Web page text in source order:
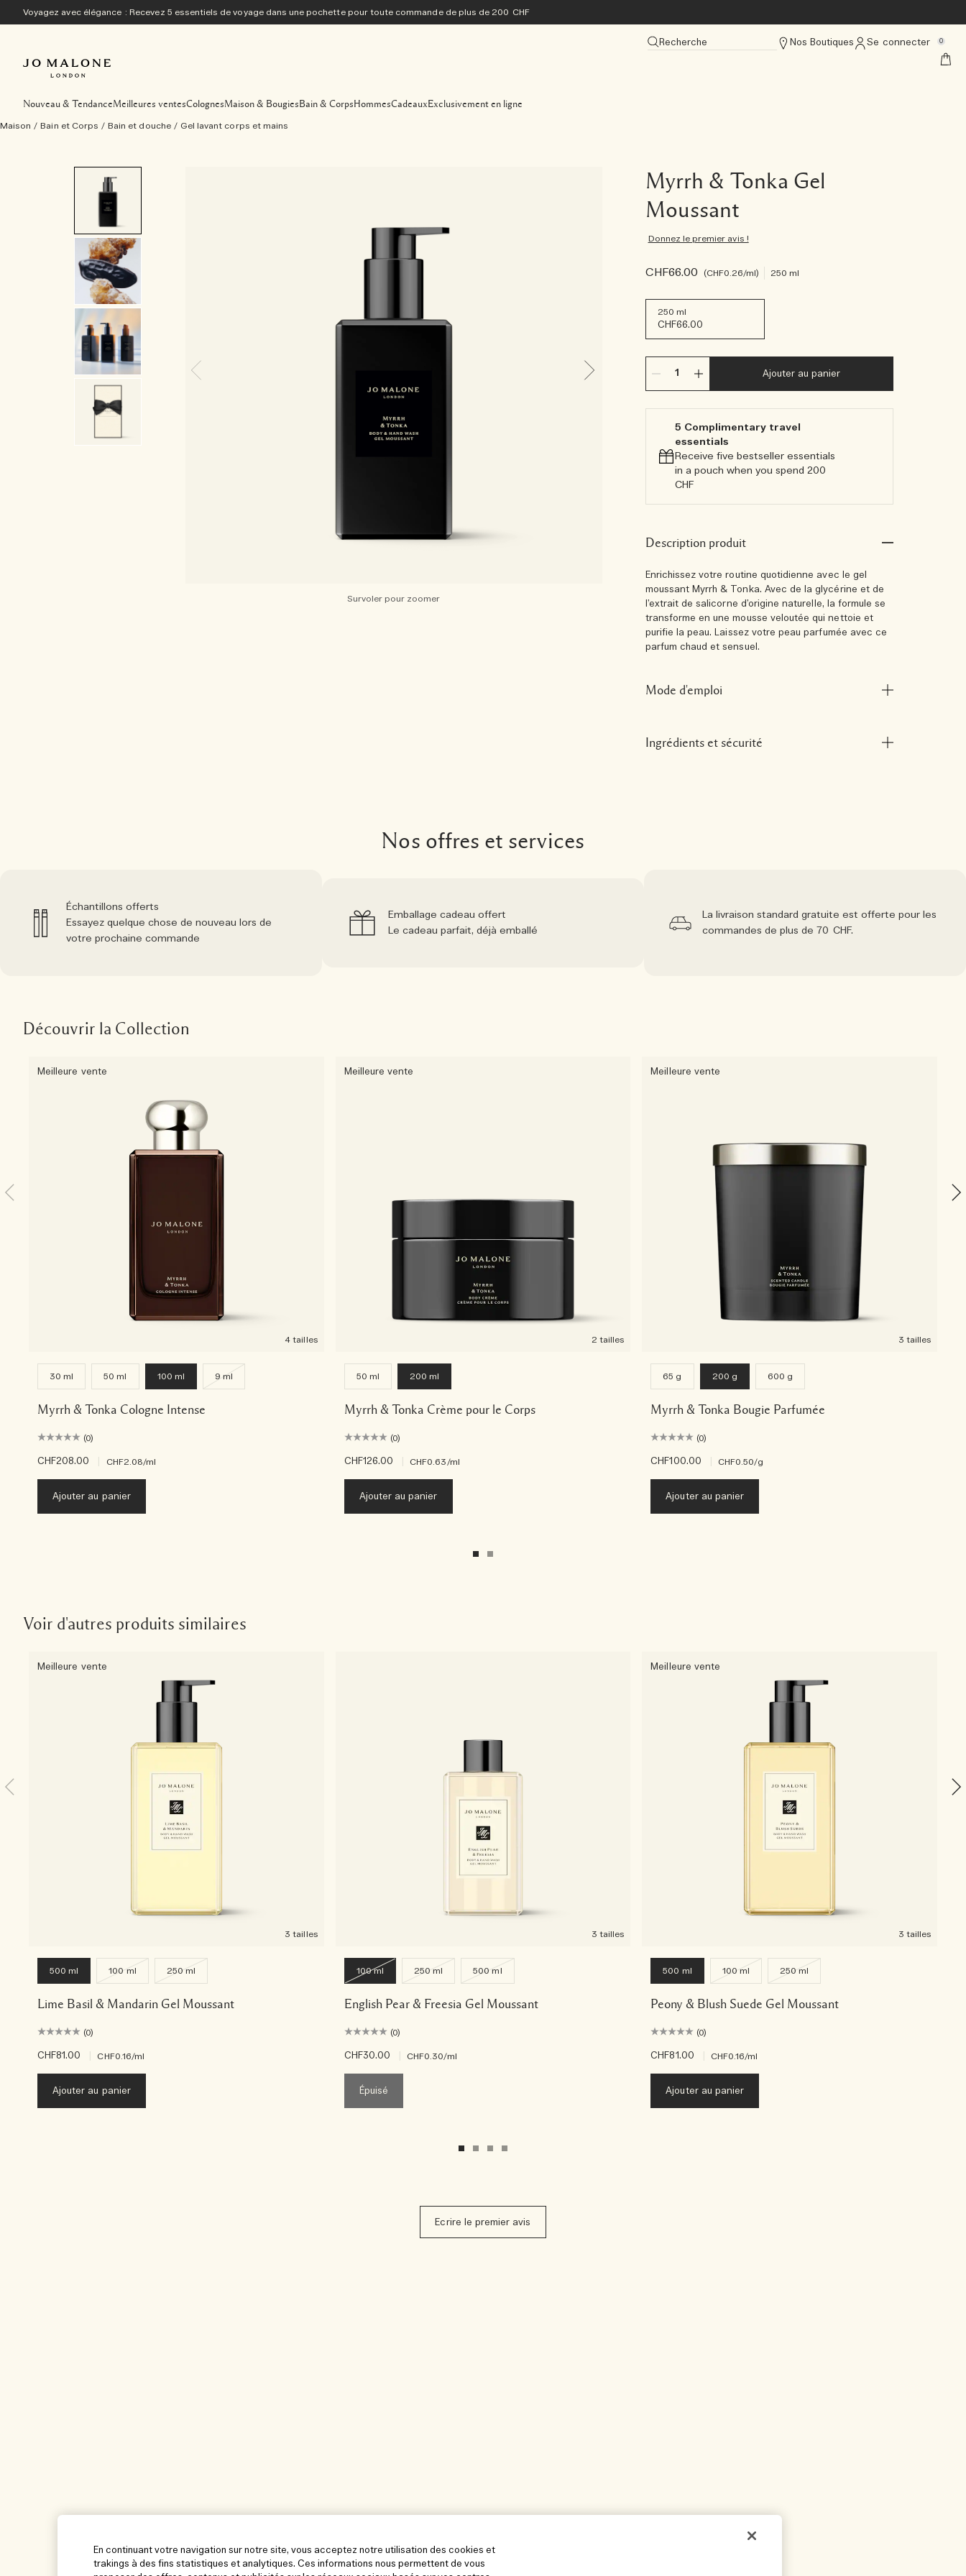
Voyagez avec élégance : Recevez 5 essentiels de voyage dans une pochette pour toute commande de plus de 200 CHF
Recherche Nos Boutiques Se connecter 0
Nouveau & TendanceMeilleures ventesColognesMaison & BougiesBain & CorpsHommesCadeaux Exclusivement en ligne
Maison / Bain et Corps / Bain et douche / Gel lavant corps et mains
Myrrh & Tonka Gel
Moussant
Donnez le premier avis !
Survoler pour zoomer
CHF66.00 CHF0.26/ml 250 ml
250 ml
CHF66.00
Ajouter au panier
5 Complimentary travel
essentials​
Receive five bestseller essentials
in a pouch when you spend 200
CHF
Description produit
Enrichissez votre routine quotidienne avec le gel
moussant Myrrh & Tonka. Avec de la glycérine et de
l’extrait de salicorne d’origine naturelle, la formule se
transforme en une mousse veloutée qui nettoie et
purifie la peau. Laissez votre peau parfumée avec ce
parfum chaud et sensuel.
Mode d'emploi
Ingrédients et sécurité
Nos offres et services
Échantillons offerts
Essayez quelque chose de nouveau lors de
votre prochaine commande
Emballage cadeau offert
Le cadeau parfait, déjà emballé
La livraison standard gratuite est offerte pour les
commandes de plus de 70 CHF.
Découvrir la Collection
Meilleure vente
4 tailles
30 ml 50 ml 100 ml 9 ml
Myrrh & Tonka Cologne Intense
(0)
CHF208.00 CHF2.08/ml
Ajouter au panier
Meilleure vente
2 tailles
50 ml 200 ml
Myrrh & Tonka Crème pour le Corps
(0)
CHF126.00 CHF0.63/ml
Ajouter au panier
Meilleure vente
3 tailles
65 g 200 g 600 g
Myrrh & Tonka Bougie Parfumée
(0)
CHF100.00 CHF0.50/g
Ajouter au panier
Voir d'autres produits similaires
Meilleure vente
3 tailles
500 ml 100 ml 250 ml
Lime Basil & Mandarin Gel Moussant
(0)
CHF81.00 CHF0.16/ml
Ajouter au panier
3 tailles
100 ml 250 ml 500 ml
English Pear & Freesia Gel Moussant
(0)
CHF30.00 CHF0.30/ml
Épuisé
Meilleure vente
3 tailles
500 ml 100 ml 250 ml
Peony & Blush Suede Gel Moussant
(0)
CHF81.00 CHF0.16/ml
Ajouter au panier
Ecrire le premier avis
En continuant votre navigation sur notre site, vous acceptez notre utilisation des cookies et
trakings à des fins statistiques et analytiques. Ces informations nous permettent de vous